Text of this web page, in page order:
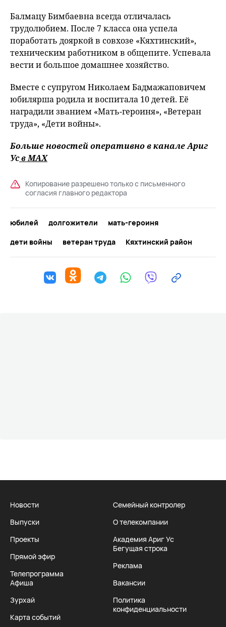
Балмацу Бимбаевна всегда отличалась
трудолюбием. После 7 класса она успела
поработать дояркой в совхозе «Кяхтинский»,
техническим работником в общепите. Успевала
вести и большое домашнее хозяйство.
Вместе с супругом Николаем Бадмажаповичем
юбилярша родила и воспитала 10 детей. Её
наградили званием «Мать-героиня», «Ветеран
труда», «Дети войны».
Больше новостей оперативно в канале Ариг
Усв MAХ
Копирование разрешено только с письменного
согласия главного редактора
юбилей долгожители
мать-героиня
дети войны
ветеран труда Кяхтинский район
Новости
Выпуски
Проекты
Прямой эфир
Телепрограмма
Афиша
Зурхай
Карта событий
Семейный контролер
О телекомпании
Академия Ариг Ус
Бегущая строка
Реклама
Вакансии
Политика
конфиденциальности